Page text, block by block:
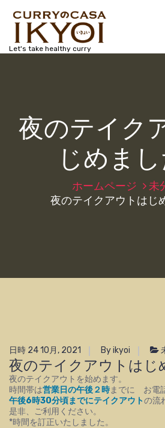
Let's take healthy curry
夜のテイク
じめまし
ホームページ
未
夜のテイクアウトはじ
日時 24 10月, 2021 By ikyoi
夜のテイクアウトはじ
夜のテイクアウトを始めます。
時間帯は営業日の午後２時までに お電
午後6時30分頃までにテイクアウトの流
是非、ご利用ください。
*時間を訂正いたしました。